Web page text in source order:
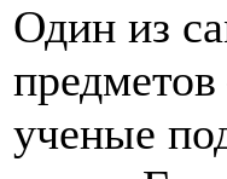
Один из
ученые